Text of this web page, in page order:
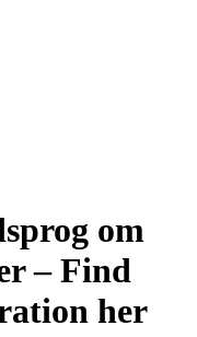
om
– Find
her